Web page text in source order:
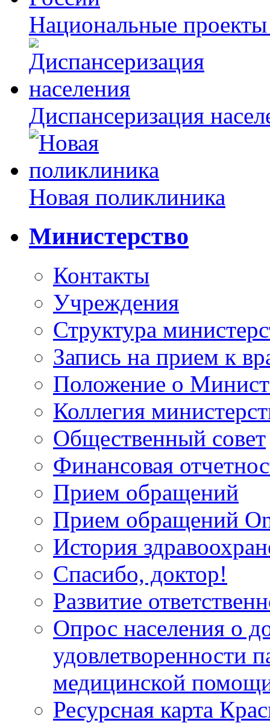
Национальные
Диспансеризация
Новая поликлиника
Министерство
Контакты
Учреждения
Структура
Запись на прием к
Положение о
Коллегия
Общественный совет
Финансовая
Прием обращений
Прием обращений
История
Спасибо, доктор!
Развитие
Опрос населения о
удовлетворенности
медицинской
Ресурсная карта